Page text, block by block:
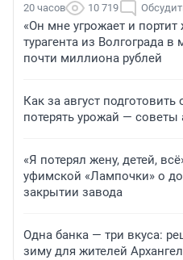
20 часов 10 719
«Он мне угрожает и
турагента из Волгограда
почти миллиона рублей
Как за август
потерять урожай — советы
«Я потерял жену, детей,
уфимской «Лампочки» о
закрытии завода
Одна банка — три вкуса:
зиму для жителей